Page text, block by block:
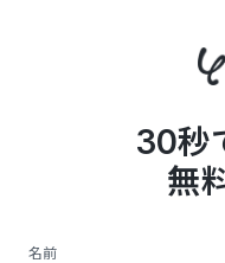
30秒
無
名前